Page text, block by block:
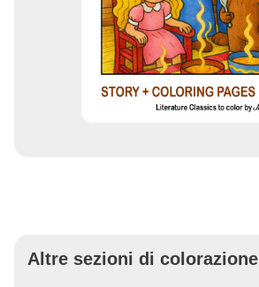
Altre sezioni di colorazione